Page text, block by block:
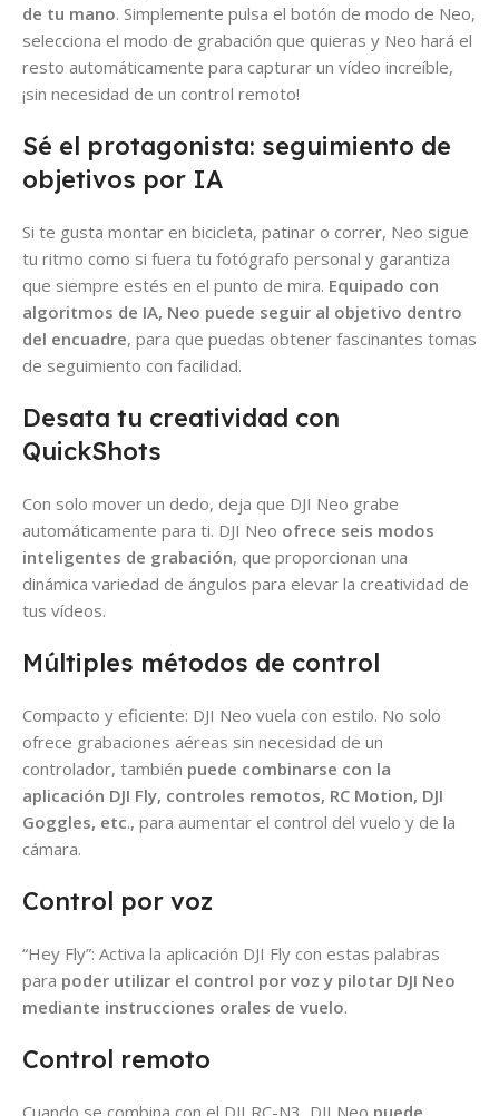
de tu mano. Simplemente pulsa el botón de modo de Neo,
selecciona el modo de grabación que quieras y Neo hará el
resto automáticamente para capturar un vídeo increíble,
¡sin necesidad de un control remoto!
Sé el protagonista: seguimiento de
objetivos por IA
Si te gusta montar en bicicleta, patinar o correr, Neo sigue
tu ritmo como si fuera tu fotógrafo personal y garantiza
que siempre estés en el punto de mira. Equipado con
algoritmos de IA, Neo puede seguir al objetivo dentro
del encuadre, para que puedas obtener fascinantes tomas
de seguimiento con facilidad.
Desata tu creatividad con
QuickShots
Con solo mover un dedo, deja que DJI Neo grabe
automáticamente para ti. DJI Neo ofrece seis modos
inteligentes de grabación, que proporcionan una
dinámica variedad de ángulos para elevar la creatividad de
tus vídeos.
Múltiples métodos de control
Compacto y eficiente: DJI Neo vuela con estilo. No solo
ofrece grabaciones aéreas sin necesidad de un
controlador, también puede combinarse con la
aplicación DJI Fly, controles remotos, RC Motion, DJI
Goggles, etc., para aumentar el control del vuelo y de la
cámara.
Control por voz
“Hey Fly”: Activa la aplicación DJI Fly con estas palabras
para poder utilizar el control por voz y pilotar DJI Neo
mediante instrucciones orales de vuelo.
Control remoto